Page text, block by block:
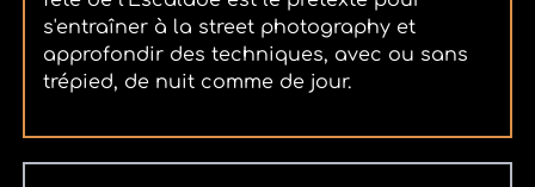
s'entraîner à la street photography et
approfondir des techniques, avec ou sans
trépied, de nuit comme de jour.